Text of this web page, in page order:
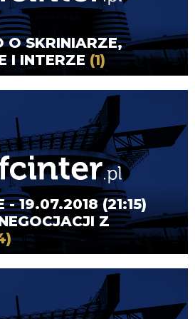
O SKRINIARZE,
I INTERZE (1)
- 19.07.2018 (21:15)
Z